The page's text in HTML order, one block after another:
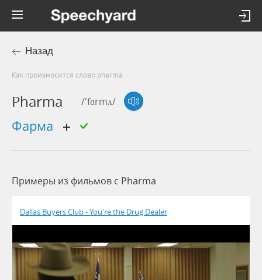
Назад
Как произносится слово pharma
Pharma /'fɑrmʌ/
фарма
Примеры из фильмов c Pharma
Dallas Buyers Club - You're the Drug Dealer